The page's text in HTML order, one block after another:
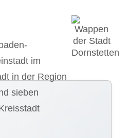
im
in der Region
sieben